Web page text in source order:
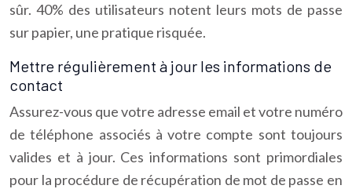
sûr. 40% des utilisateurs notent leurs mots de passe
sur papier, une pratique risquée.
Mettre régulièrement à jour les informations de
contact
Assurez-vous que votre adresse email et votre numéro
de téléphone associés à votre compte sont toujours
valides et à jour. Ces informations sont primordiales
pour la procédure de récupération de mot de passe en